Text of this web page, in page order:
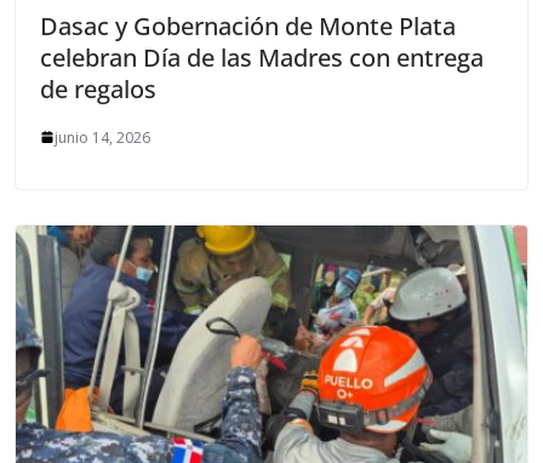
Dasac y Gobernación de Monte Plata
celebran Día de las Madres con entrega
de regalos
junio 14, 2026